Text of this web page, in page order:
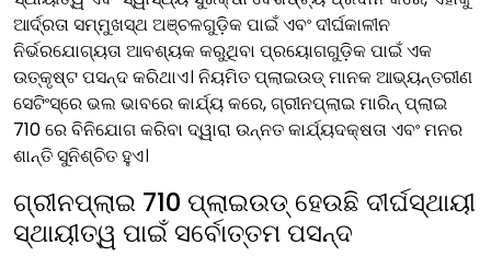
ଆର୍ଦ୍ରତା ସମ୍ମୁଖସ୍ଥ ଅଞ୍ଚଳଗୁଡ଼ିକ ପାଇଁ ଏବଂ ଦୀର୍ଘକାଳୀନ
ନିର୍ଭରଯୋଗ୍ୟତା ଆବଶ୍ୟକ କରୁଥିବା ପ୍ରୟୋଗଗୁଡ଼ିକ ପାଇଁ ଏକ
ଉତ୍କୃଷ୍ଟ ପସନ୍ଦ କରିଥାଏ। ନିୟମିତ ପ୍ଲାଇଉଡ୍ ମାନକ ଆଭ୍ୟନ୍ତରୀଣ
ସେଟିଂସ୍‌ରେ ଭଲ ଭାବରେ କାର୍ଯ୍ୟ କରେ, ଗ୍ରୀନପ୍ଲାଇ ମାରିନ୍ ପ୍ଲାଇ
710 ରେ ବିନିଯୋଗ କରିବା ଦ୍ୱାରା ଉନ୍ନତ କାର୍ଯ୍ୟଦକ୍ଷତା ଏବଂ ମନର
ଶାନ୍ତି ସୁନିଶ୍ଚିତ ହୁଏ।
ଗ୍ରୀନପ୍ଲାଇ 710 ପ୍ଲାଇଉଡ୍ ହେଉଛି ଦୀର୍ଘସ୍ଥାୟୀ
ସ୍ଥାୟୀତ୍ୱ ପାଇଁ ସର୍ବୋତ୍ତମ ପସନ୍ଦ